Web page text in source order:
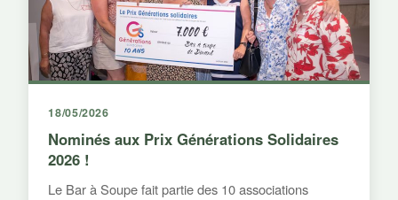
18/05/2026
Nominés aux Prix Générations Solidaires
2026 !
Le Bar à Soupe fait partie des 10 associations